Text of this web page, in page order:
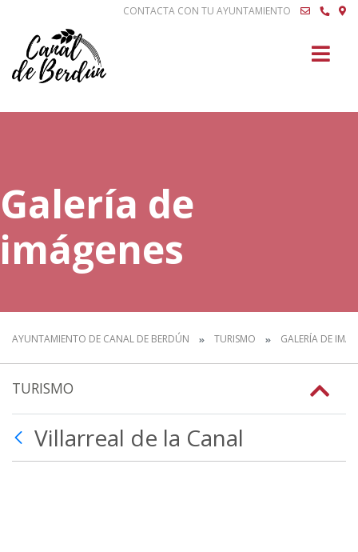
CONTACTA CON TU AYUNTAMIENTO
Galería de
imágenes
AYUNTAMIENTO DE CANAL DE BERDÚN TURISMO GALERÍA DE
TURISMO
Villarreal de la Canal